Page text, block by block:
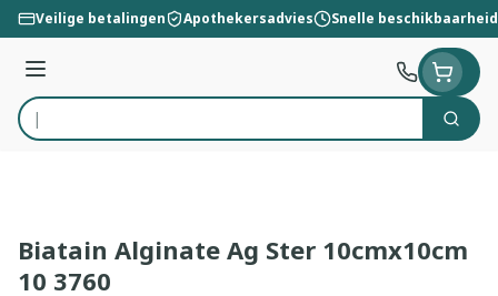
Ga naar de inhoud
Veilige betalingen Apothekersadvies Snelle beschikbaarheid
Menu
Product, merk, categorie...
Zoek
Biatain Alginate Ag Ster 10cmx10cm
10 3760